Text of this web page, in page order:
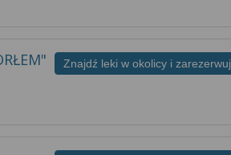
Znajdź leki w okolicy i zarezerwuj